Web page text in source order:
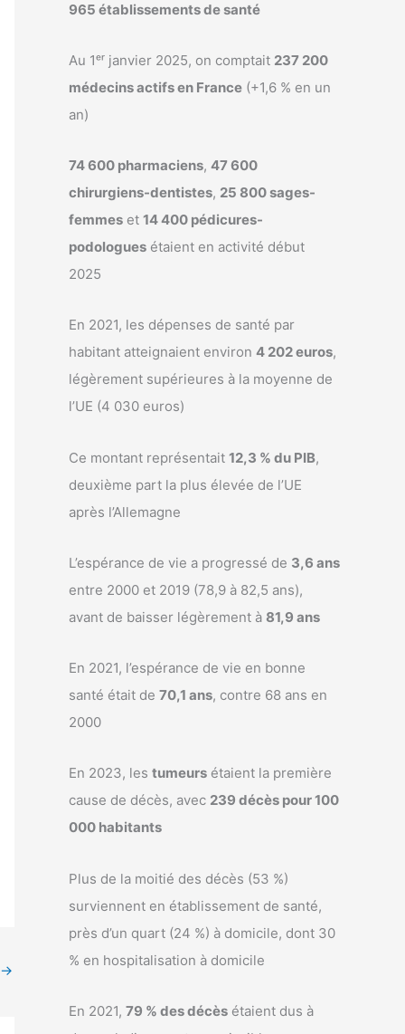
→
965 établissements de santé
Au 1ᵉʳ janvier 2025, on comptait 237 200
médecins actifs en France (+1,6 % en un
an)
74 600 pharmaciens, 47 600
chirurgiens-dentistes, 25 800 sages-
femmes et 14 400 pédicures-
podologues étaient en activité début
2025
En 2021, les dépenses de santé par
habitant atteignaient environ 4 202 euros,
légèrement supérieures à la moyenne de
l’UE (4 030 euros)
Ce montant représentait 12,3 % du PIB,
deuxième part la plus élevée de l’UE
après l’Allemagne
L’espérance de vie a progressé de 3,6 ans
entre 2000 et 2019 (78,9 à 82,5 ans),
avant de baisser légèrement à 81,9 ans
En 2021, l’espérance de vie en bonne
santé était de 70,1 ans, contre 68 ans en
2000
En 2023, les tumeurs étaient la première
cause de décès, avec 239 décès pour 100
000 habitants
Plus de la moitié des décès (53 %)
surviennent en établissement de santé,
près d’un quart (24 %) à domicile, dont 30
% en hospitalisation à domicile
En 2021, 79 % des décès étaient dus à